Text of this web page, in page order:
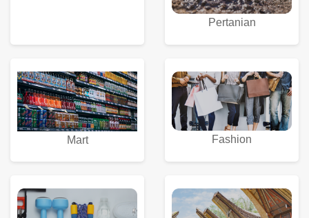
Pertanian
Mart Fashion